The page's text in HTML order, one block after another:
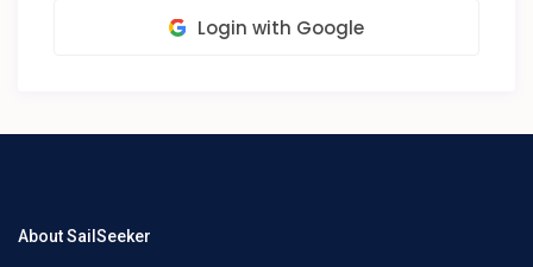
Login with Google
About SailSeeker